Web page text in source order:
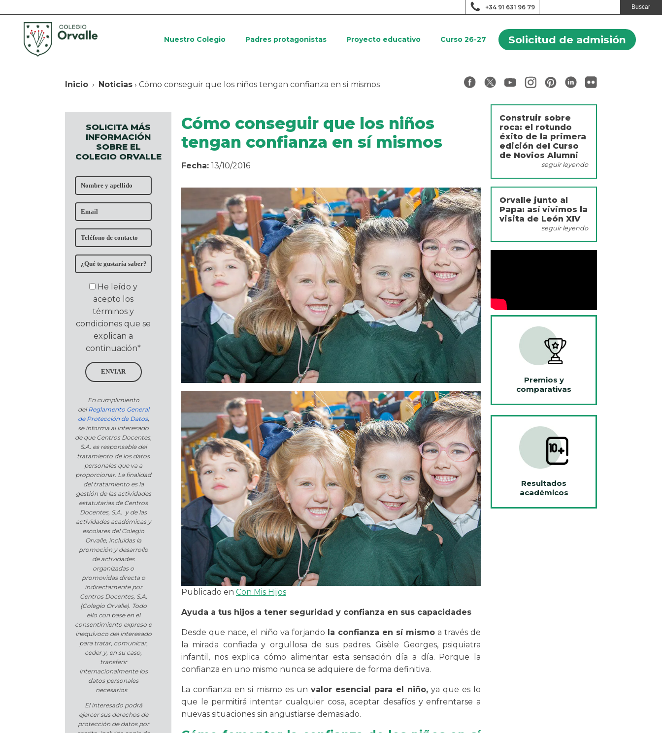
+34 91 631 96 79
Nuestro Colegio Padres protagonistas Proyecto educativo Curso 26-27 Solicitud de admisión
Inicio › Noticias › Cómo conseguir que los niños tengan confianza en sí mismos
SOLICITA MÁS
INFORMACIÓN
SOBRE EL
COLEGIO ORVALLE
He leído y
acepto los
términos y
condiciones que se
explican a
continuación*
ENVIAR
En cumplimiento
delReglamento General
de Protección de Datos,
se informa al interesado
de que Centros Docentes,
S.A. es responsable del
tratamiento de los datos
personales que va a
proporcionar. La finalidad
del tratamiento es la
gestión de las actividades
estatutarias de Centros
Docentes, S.A. y de las
actividades académicas y
escolares del Colegio
Orvalle, incluidas la
promoción y desarrollo
de actividades
organizadas o
promovidas directa o
indirectamente por
Centros Docentes, S.A.
(Colegio Orvalle). Todo
ello con base en el
consentimiento expreso e
inequívoco del interesado
para tratar, comunicar,
ceder y, en su caso,
transferir
internacionalmente los
datos personales
necesarios.
El interesado podrá
ejercer sus derechos de
protección de datos por
Cómo conseguir que los niños
tengan confianza en sí mismos
Fecha: 13/10/2016
Publicado en Con Mis Hijos
Ayuda a tus hijos a tener seguridad y confianza en sus capacidades
Desde que nace, el niño va forjando la confianza en sí mismo a través de
la mirada confiada y orgullosa de sus padres. Gisèle Georges, psiquiatra
infantil, nos explica cómo alimentar esta sensación día a día. Porque la
confianza en uno mismo nunca se adquiere de forma definitiva.
La confianza en sí mismo es un valor esencial para el niño, ya que es lo
que le permitirá intentar cualquier cosa, aceptar desafíos y enfrentarse a
nuevas situaciones sin angustiarse demasiado.
Construir sobre
roca: el rotundo
éxito de la primera
edición del Curso
de Novios Alumni
seguir leyendo
Orvalle junto al
Papa: así vivimos la
visita de León XIV
seguir leyendo
Premios y
comparativas
Resultados
académicos